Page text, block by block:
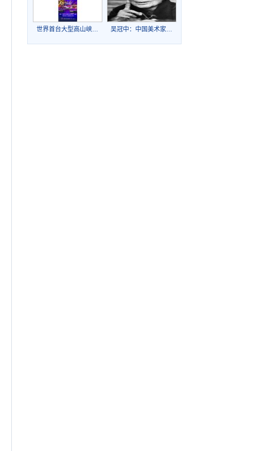
世界首台大型高山峡… 吴冠中：中国美术家…